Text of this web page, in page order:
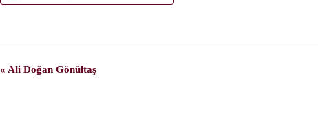
E
« Ali Doğan Gönültaş